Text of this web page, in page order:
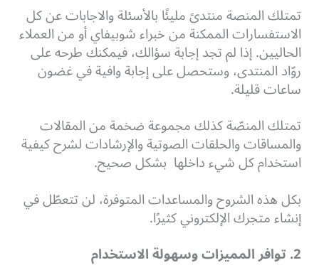
تمتلك المنصة منتدىً مليئًا بالأسئلة والاجابات عن كل
الاستفسارات الممكنة من خبراء شوبيفاي أو من العملاء
الحاليين. إذا لم تجد إجابة سؤالك، فيمكنك طرحه على
روّاد المنتدى، وستحصل على إجابة وافية في غضون
ساعات قليلة.
تمتلك المنصّة كذلك مجموعة ضخمة من المقالات
والمساقات والحلقات الصوتية والإرشادات لشرح كيفية
استخدام كل شيء داخلها بشكل صحيح.
بكل هذه الشروح والمساعدات المتوفرة، لن تتعطّل في
إنشاء متجرك الإلكتروني كثيرًا.
2. توافر المميزات وسهولة الاستخدام